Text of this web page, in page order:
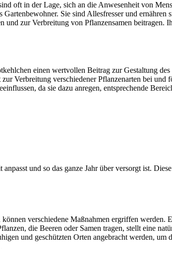
oft in der Lage, sich an die Anwesenheit von
Sie sind Allesfresser und
zur Verbreitung von Pflanzensamen beitragen.
einen wertvollen Beitrag zur Gestaltung
Verbreitung verschiedener Pflanzenarten bei
da sie dazu anregen, entsprechende
und so das ganze Jahr über versorgt ist.
verschiedene Maßnahmen ergriffen
die Beeren oder Samen tragen, stellt eine
und geschützten Orten angebracht werden,